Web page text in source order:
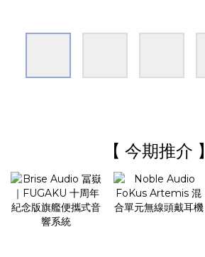
【 今期推介 】